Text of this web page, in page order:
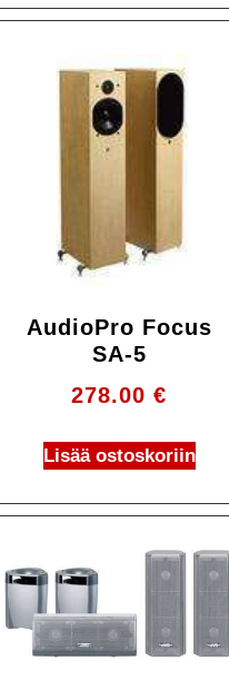
AudioPro Focus
SA-5
278.00€
Lisää ostoskoriin